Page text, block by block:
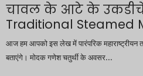
चावल के आटे के
Traditional Steamed
आज हम आपको इस लेख में पारंपरिक महाराष्ट्रीयन
बताएंगे। मोदक गणेश चतुर्थी के अवसर...